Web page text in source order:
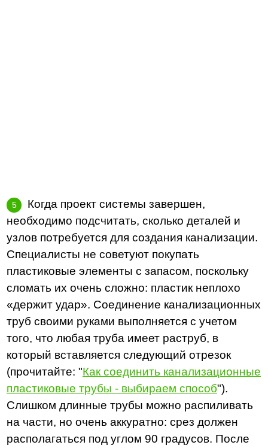
Когда проект системы завершен,
необходимо подсчитать, сколько деталей и
узлов потребуется для создания канализации.
Специалисты не советуют покупать
пластиковые элементы с запасом, поскольку
сломать их очень сложно: пластик неплохо
«держит удар». Соединение канализационных
труб своими руками выполняется с учетом
того, что любая труба имеет раструб, в
который вставляется следующий отрезок
(прочитайте: "Как соединить канализационные
пластиковые трубы - выбираем способ").
Слишком длинные трубы можно распиливать
на части, но очень аккуратно: срез должен
располагаться под углом 90 градусов. После